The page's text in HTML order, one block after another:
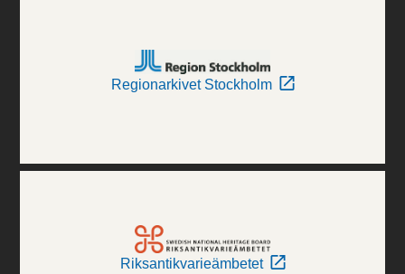
Regionarkivet Stockholm
Riksantikvarieämbetet